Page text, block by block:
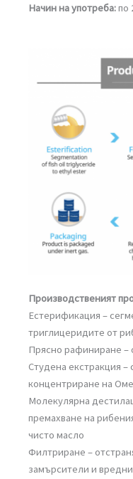
Начин на употреба:по
Производственият
Естерификация –
триглицеридите от
Прясно рафиниране –
Студена екстракция –
концентриране на
Молекулярна
премахване на
чисто масло
Филтриране –
замърсители и